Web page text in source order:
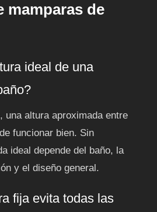
mamparas de
ideal de una
una altura aproximada entre
funcionar bien. Sin
ideal depende del baño, la
y el diseño general.
fija evita todas las